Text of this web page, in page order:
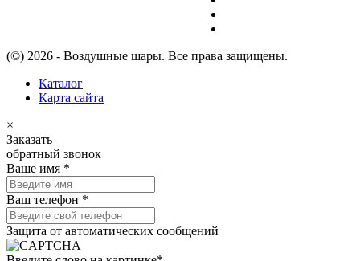
(©) 2026 - Воздушные шары. Все права защищены.
Каталог
Карта сайта
×
Заказать
обратный звонок
Ваше имя *
Ваш телефон *
Защита от автоматических сообщений